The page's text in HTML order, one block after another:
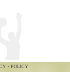
・POLICY